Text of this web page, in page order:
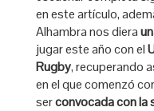
en este artículo,
Alhambra nos diera
jugar este año con el
Rugby, recuperando
en el que comenzó
serconvocada con la